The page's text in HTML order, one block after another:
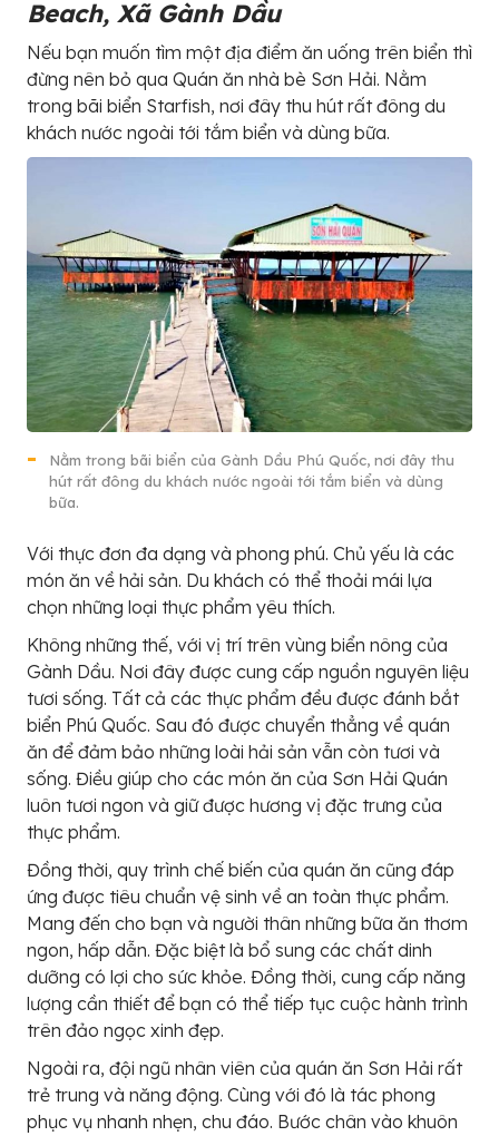
Beach, Xã Gành Dầu
Nếu bạn muốn tìm một địa điểm ăn uống trên biển thì
đừng nên bỏ qua Quán ăn nhà bè Sơn Hải. Nằm
trong bãi biển Starfish, nơi đây thu hút rất đông du
khách nước ngoài tới tắm biển và dùng bữa.
Nằm trong bãi biển của Gành Dầu Phú Quốc, nơi đây thu
hút rất đông du khách nước ngoài tới tắm biển và dùng
bữa.
Với thực đơn đa dạng và phong phú. Chủ yếu là các
món ăn về hải sản. Du khách có thể thoải mái lựa
chọn những loại thực phẩm yêu thích.
Không những thế, với vị trí trên vùng biển nông của
Gành Dầu. Nơi đây được cung cấp nguồn nguyên liệu
tươi sống. Tất cả các thực phẩm đều được đánh bắt
biển Phú Quốc. Sau đó được chuyển thẳng về quán
ăn để đảm bảo những loài hải sản vẫn còn tươi và
sống. Điều giúp cho các món ăn của Sơn Hải Quán
luôn tươi ngon và giữ được hương vị đặc trưng của
thực phẩm.
Đồng thời, quy trình chế biến của quán ăn cũng đáp
ứng được tiêu chuẩn vệ sinh về an toàn thực phẩm.
Mang đến cho bạn và người thân những bữa ăn thơm
ngon, hấp dẫn. Đặc biệt là bổ sung các chất dinh
dưỡng có lợi cho sức khỏe. Đồng thời, cung cấp năng
lượng cần thiết để bạn có thể tiếp tục cuộc hành trình
trên đảo ngọc xinh đẹp.
Ngoài ra, đội ngũ nhân viên của quán ăn Sơn Hải rất
trẻ trung và năng động. Cùng với đó là tác phong
phục vụ nhanh nhẹn, chu đáo. Bước chân vào khuôn